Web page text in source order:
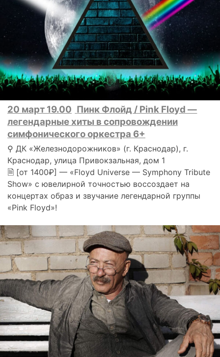
20 март 19.00 Пинк Флойд / Pink Floyd —
легендарные хиты в сопровождении
симфонического оркестра 6+
⚲ ДК «Железнодорожников» (г. Краснодар), г.
Краснодар, улица Привокзальная, дом 1
🗎 [от 1400₽] — «Floyd Universe — Symphony Tribute
Show» с ювелирной точностью воссоздает на
концертах образ и звучание легендарной группы
«Pink Floyd»!